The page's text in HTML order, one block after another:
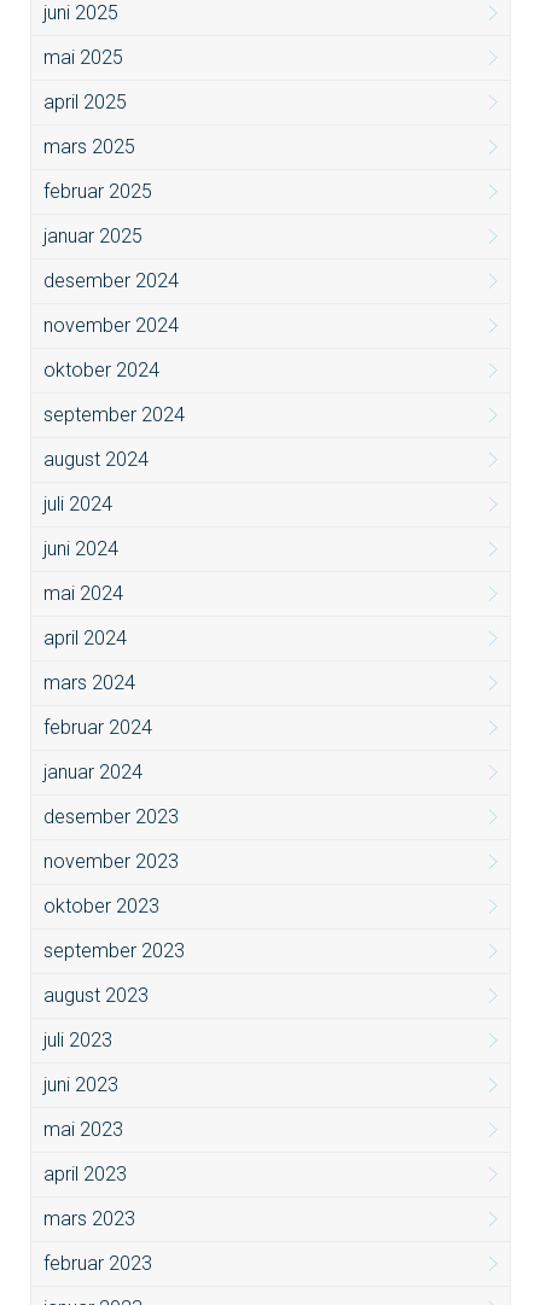
juni 2025
mai 2025
april 2025
mars 2025
februar 2025
januar 2025
desember 2024
november 2024
oktober 2024
september 2024
august 2024
juli 2024
juni 2024
mai 2024
april 2024
mars 2024
februar 2024
januar 2024
desember 2023
november 2023
oktober 2023
september 2023
august 2023
juli 2023
juni 2023
mai 2023
april 2023
mars 2023
februar 2023